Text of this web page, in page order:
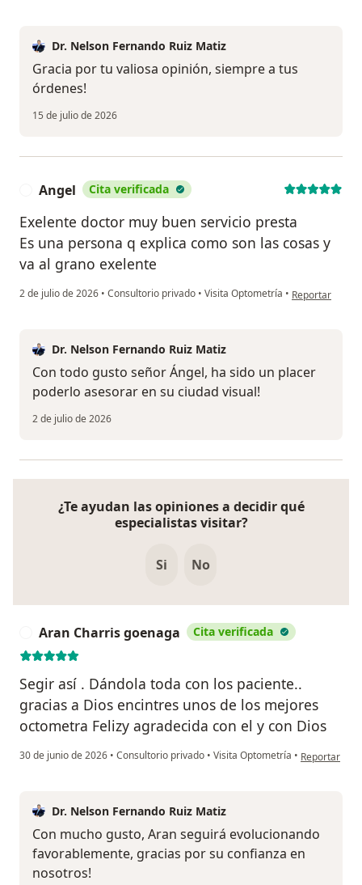
Dr. Nelson Fernando Ruiz Matiz
Gracia por tu valiosa opinión, siempre a tus
órdenes!
15 de julio de 2026
Angel Cita verificada
Exelente doctor muy buen servicio presta
Es una persona q explica como son las cosas y
va al grano exelente
2 de julio de 2026 • Consultorio privado • Visita Optometría • en opinión del
Reportar
Dr. Nelson Fernando Ruiz Matiz
Con todo gusto señor Ángel, ha sido un placer
poderlo asesorar en su ciudad visual!
2 de julio de 2026
¿Te ayudan las opiniones a decidir qué
especialistas visitar?
Si No
Aran Charris goenaga Cita verificada
Segir así . Dándola toda con los paciente..
gracias a Dios encintres unos de los mejores
octometra Felizy agradecida con el y con Dios
30 de junio de 2026 • Consultorio privado • Visita Optometría • en opinión
Reportar
Dr. Nelson Fernando Ruiz Matiz
Con mucho gusto, Aran seguirá evolucionando
favorablemente, gracias por su confianza en
nosotros!